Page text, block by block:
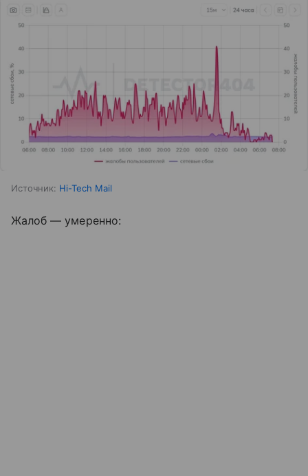
Источник: Hi-Tech Mail
Жалоб — умеренно: